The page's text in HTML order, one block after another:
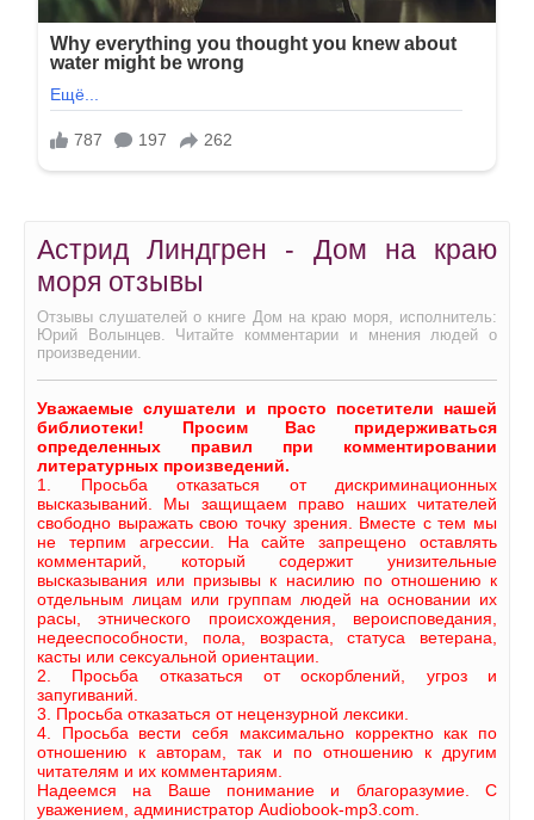
Астрид Линдгрен - Дом на краю
моря отзывы
Отзывы слушателей о книге Дом на краю моря, исполнитель:
Юрий Волынцев. Читайте комментарии и мнения людей о
произведении.
Уважаемые слушатели и просто посетители нашей
библиотеки! Просим Вас придерживаться
определенных правил при комментировании
литературных произведений.
1. Просьба отказаться от дискриминационных
высказываний. Мы защищаем право наших читателей
свободно выражать свою точку зрения. Вместе с тем мы
не терпим агрессии. На сайте запрещено оставлять
комментарий, который содержит унизительные
высказывания или призывы к насилию по отношению к
отдельным лицам или группам людей на основании их
расы, этнического происхождения, вероисповедания,
недееспособности, пола, возраста, статуса ветерана,
касты или сексуальной ориентации.
2. Просьба отказаться от оскорблений, угроз и
запугиваний.
3. Просьба отказаться от нецензурной лексики.
4. Просьба вести себя максимально корректно как по
отношению к авторам, так и по отношению к другим
читателям и их комментариям.
Надеемся на Ваше понимание и благоразумие. С
уважением, администратор Audiobook-mp3.com.